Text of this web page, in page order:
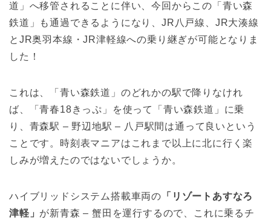
道」へ移管されることに伴い、今回からこの「青い森
鉄道」も通過できるようになり、JR八戸線、JR大湊線
とJR奥羽本線・JR津軽線への乗り継ぎが可能となりま
した！
これは、「青い森鉄道」のどれかの駅で降りなけれ
ば、「青春18きっぷ」を使って「青い森鉄道」に乗
り、青森駅 – 野辺地駅 – 八戸駅間は通って良いという
ことです。時刻表マニアはこれまで以上に北に行く楽
しみが増えたのではないでしょうか。
ハイブリッドシステム搭載車両の 「リゾートあすなろ
津軽」 が新青森 – 蟹田を運行するので、これに乗るチ